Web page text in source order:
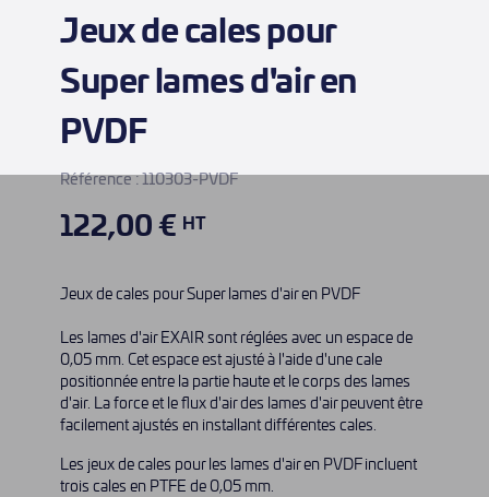
Jeux de cales pour
Super lames d'air en
PVDF
Référence :110303-PVDF
122,00 € HT
Jeux de cales pour Super lames d'air en PVDF
Les lames d'air EXAIR sont réglées avec un espace de
0,05 mm. Cet espace est ajusté à l'aide d'une cale
positionnée entre la partie haute et le corps des lames
d'air. La force et le flux d'air des lames d'air peuvent être
facilement ajustés en installant différentes cales.
Les jeux de cales pour les lames d'air en PVDF incluent
trois cales en PTFE de 0,05 mm.